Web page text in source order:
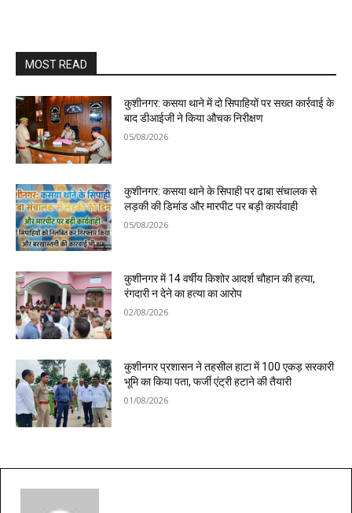
MOST READ
कुशीनगर: कसया थाने में दो सिपाहियों पर सख्त कार्रवाई के
बाद डीआईजी ने किया औचक निरीक्षण
05/08/2026
कुशीनगर: कसया थाने के सिपाही पर ढाबा संचालक से
लड़की की डिमांड और मारपीट पर बड़ी कार्यवाही
05/08/2026
कुशीनगर में 14 वर्षीय किशोर आदर्श चौहान की हत्या,
रंगदारी न देने का हत्या का आरोप
02/08/2026
कुशीनगर प्रशासन ने तहसील हाटा में 100 एकड़ सरकारी
भूमि का किया पता, फर्जी एंट्री हटाने की तैयारी
01/08/2026